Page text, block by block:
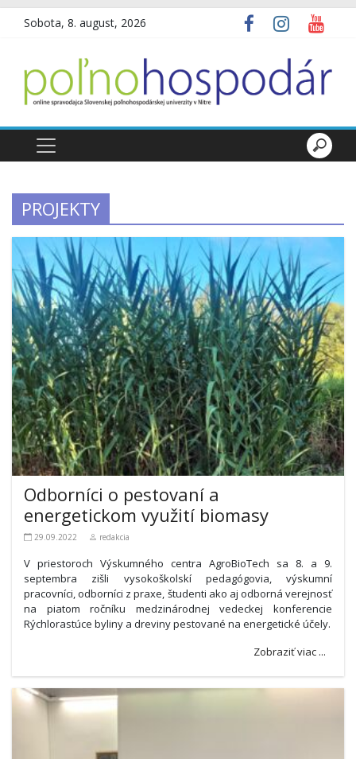
Sobota, 8. august, 2026
PROJEKTY
Odborníci o pestovaní a
energetickom využití biomasy
29.09.2022 redakcia
V priestoroch Výskumného centra AgroBioTech sa 8. a 9.
septembra zišli vysokoškolskí pedagógovia, výskumní
pracovníci, odborníci z praxe, študenti ako aj odborná verejnosť
na piatom ročníku medzinárodnej vedeckej konferencie
Rýchlorastúce byliny a dreviny pestované na energetické účely.
Zobraziť viac ...